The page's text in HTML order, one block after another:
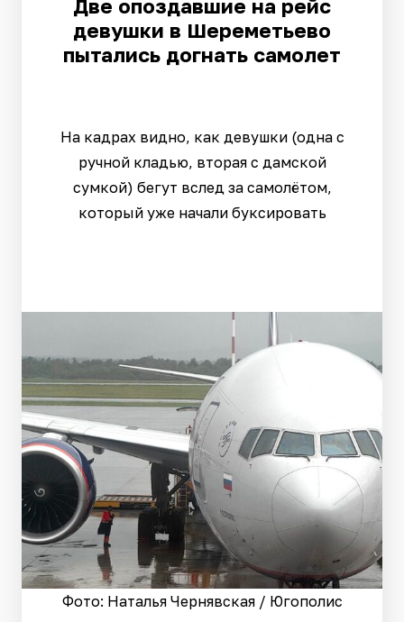
Две опоздавшие на рейс
девушки в Шереметьево
пытались догнать самолет
На кадрах видно, как девушки (одна с
ручной кладью, вторая с дамской
сумкой) бегут вслед за самолётом,
который уже начали буксировать
Фото: Наталья Чернявская / Югополис